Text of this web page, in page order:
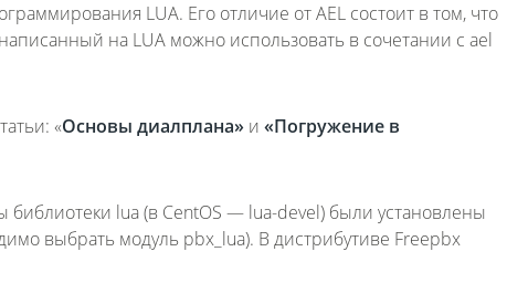
LUA. Его отличие от AEL состоит в том, что
на LUA можно использовать в сочетании с ael
«Основы диалплана» и «Погружение в
lua (в CentOS — lua-devel) были установлены
выбрать модуль pbx_lua). В дистрибутиве Freepbx